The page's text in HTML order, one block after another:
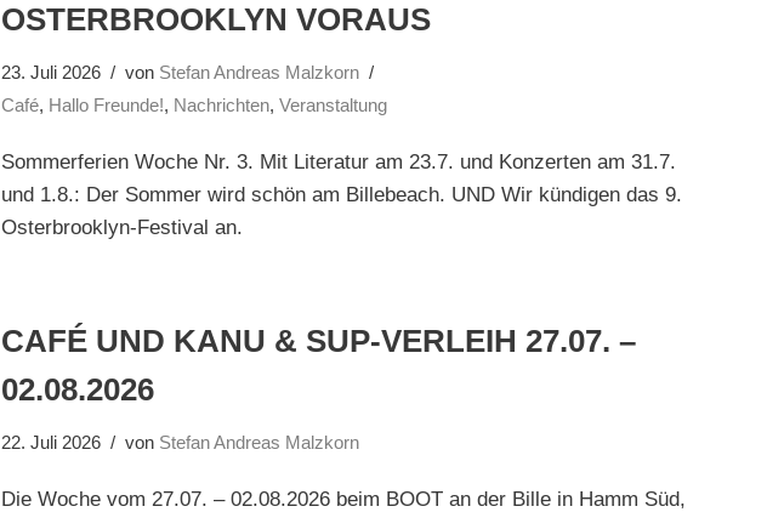
OSTERBROOKLYN VORAUS
23. Juli 2026 von Stefan Andreas Malzkorn
Café, Hallo Freunde!, Nachrichten,Veranstaltung
Sommerferien Woche Nr. 3. Mit Literatur am 23.7. und Konzerten am 31.7.
und 1.8.: Der Sommer wird schön am Billebeach. UND Wir kündigen das 9.
Osterbrooklyn-Festival an.
CAFÉ UND KANU & SUP-VERLEIH 27.07. –
02.08.2026
22. Juli 2026 von Stefan Andreas Malzkorn
Die Woche vom 27.07. – 02.08.2026 beim BOOT an der Bille in Hamm Süd,